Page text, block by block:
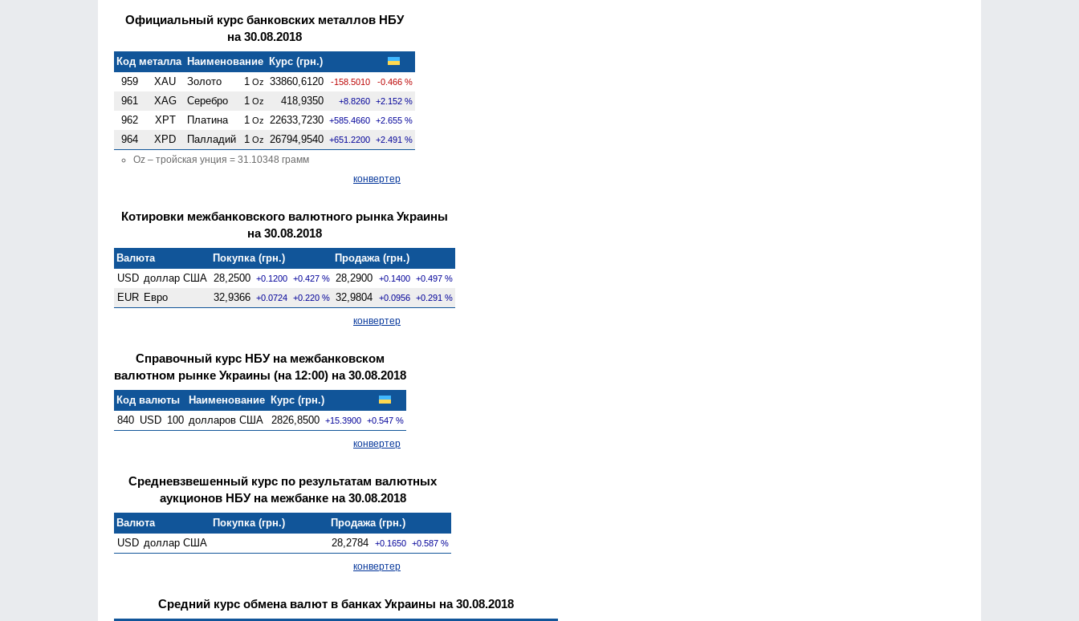
Официальный курс банковских металлов НБУ
на 30.08.2018
Код металла Наименование Курс (грн.)
959
XAU Золото 1 Oz 33860,6120 -158.5010 -0.466 %
961 XAG Серебро 1 Oz 418,9350 +8.8260 +2.152 %
962 XPT Платина 1 Oz 22633,7230 +585.4660 +2.655 %
964 XPD Палладий 1 Oz 26794,9540 +651.2200 +2.491 %
Oz – тройская унция = 31.10348 грамм
конвертер
Котировки межбанковского валютного рынка Украины
на 30.08.2018
Валюта Покупка (грн.)
Продажа (грн.)
USD доллар США 28,2500 +0.1200 +0.427 % 28,2900 +0.1400 +0.497 %
EUR Евро 32,9366 +0.0724 +0.220 % 32,9804 +0.0956 +0.291 %
конвертер
Справочный курс НБУ на межбанковском
валютном рынке Украины (на 12:00) на 30.08.2018
Код валюты Наименование Курс (грн.)
840 USD 100 долларов США 2826,8500 +15.3900 +0.547 %
конвертер
Средневзвешенный курс по результатам валютных
аукционов НБУ на межбанке на 30.08.2018
Валюта Покупка (грн.)
Продажа (грн.)
USD доллар США 28,2784 +0.1650 +0.587 %
конвертер
Средний курс обмена валют в банках Украины на 30.08.2018